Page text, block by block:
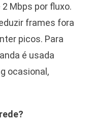
Mbps por fluxo.
frames fora
picos. Para
é usada
ocasional,